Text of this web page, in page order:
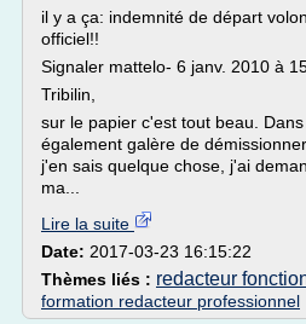
il y a ça: indemnité de départ
officiel!!
Signaler mattelo- 6 janv. 2010 à
Tribilin,
sur le papier c'est tout beau.
également galère de
j'en sais quelque chose, j'ai
ma...
Lire la suite
Date: 2017-03-23 16:15:22
Thèmes liés : redacteur
formation redacteur professionnel